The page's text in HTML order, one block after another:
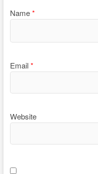
Name*
Email*
Website